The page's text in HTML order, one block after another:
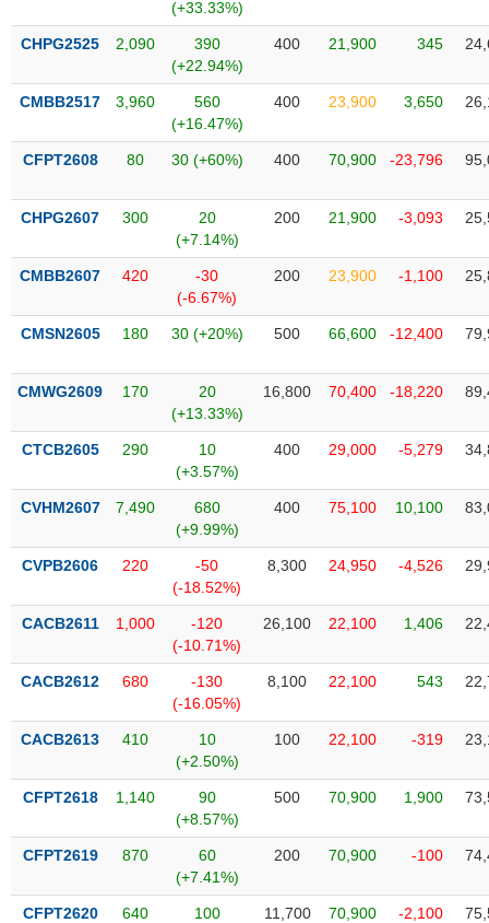
lý
thị
(+33.33%)
CHPG2525 2,090
390
(+22.94%)
400 21,900 345
CMBB2517 3,960
560
(+16.47%)
400 23,900 3,650
CFPT2608 80 30 (+60%) 400 70,900 -23,796
CHPG2607 300
20
(+7.14%)
200 21,900 -3,093
CMBB2607 420
-30
(-6.67%)
200 23,900 -1,100
CMSN2605 180 30 (+20%) 500 66,600 -12,400
CMWG2609 170
20
(+13.33%)
16,800 70,400 -18,220
CTCB2605 290
10
(+3.57%)
400 29,000 -5,279
CVHM2607 7,490
680
(+9.99%)
400 75,100 10,100
CVPB2606 220
-50
(-18.52%)
8,300 24,950 -4,526
CACB2611 1,000
-120
(-10.71%)
26,100 22,100 1,406
CACB2612 680
-130
(-16.05%)
8,100 22,100 543
CACB2613 410
10
(+2.50%)
100 22,100 -319
CFPT2618 1,140
90
(+8.57%)
500 70,900 1,900
CFPT2619 870
60
(+7.41%)
200 70,900 -100
CFPT2620 640
100
11,700 70,900 -2,100
TIÊU
DÙNG
THIẾT
DÙNG
THIẾT
SÓC
SỨC
CHÍNH
CÔNG
NGHỆ
TIN